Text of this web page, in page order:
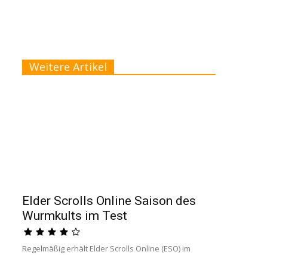
Weitere Artikel
Elder Scrolls Online Saison des
Wurmkults im Test
Regelmäßig erhält Elder Scrolls Online (ESO) im